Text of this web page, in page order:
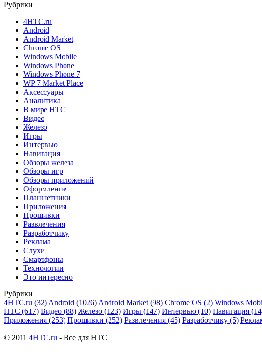
Рубрики
4HTC.ru
Android
Android Market
Chrome OS
Windows Mobile
Windows Phone
Windows Phone 7
WP 7 Market Place
Аксессуары
Аналитика
В мире HTC
Видео
Железо
Игры
Интервью
Навигация
Обзоры железа
Обзоры игр
Обзоры приложений
Оформление
Планшетники
Приложения
Прошивки
Развлечения
Разработчику
Реклама
Слухи
Смартфоны
Технологии
Это интересно
Рубрики
4HTC.ru (32) Android (1026) Android Market (98) Chrome OS (2) Windows
HTC (617) Видео (88) Железо (123) Игры (147) Интервью (10) Навигация
Приложения (253) Прошивки (252) Развлечения (45) Разработчику (5)
© 2011 4HTC.ru - Все для HTC